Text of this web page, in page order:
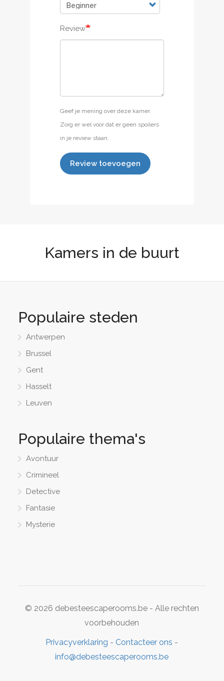
Review
Geef je mening over deze kamer.
Zorg er wel voor dat er geen spoilers
in je review staan.
Review toevoegen
Kamers in de buurt
Populaire steden
Antwerpen
Brussel
Gent
Hasselt
Leuven
Populaire thema's
Avontuur
Crimineel
Detective
Fantasie
Mysterie
© 2026 debesteescaperooms.be - Alle rechten
voorbehouden
Privacyverklaring - Contacteer ons -
info@debesteescaperooms.be